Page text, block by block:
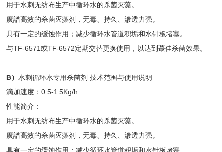
用于水刺无纺布生产中循环水的杀菌灭藻。
廣譜髙效的杀菌灭藻剂，无毒、持久、渗透力强。
具有一定的缓蚀作用；减少循环水管道积垢和水针板堵塞。
与TF-6571或TF-6572定期交替更换使用，以达到蕞佳杀菌效果。
B）水刺循环水专用杀菌剂 技术范围与使用说明
滴加速度：0.5-1.5Kg/h
性能简介：
用于水刺无纺布生产中循环水的杀菌灭藻。
廣譜髙效的杀菌灭藻剂，无毒、持久、渗透力强。
具有一定的缓蚀作用；减少循环水管道积垢和水针板堵塞。